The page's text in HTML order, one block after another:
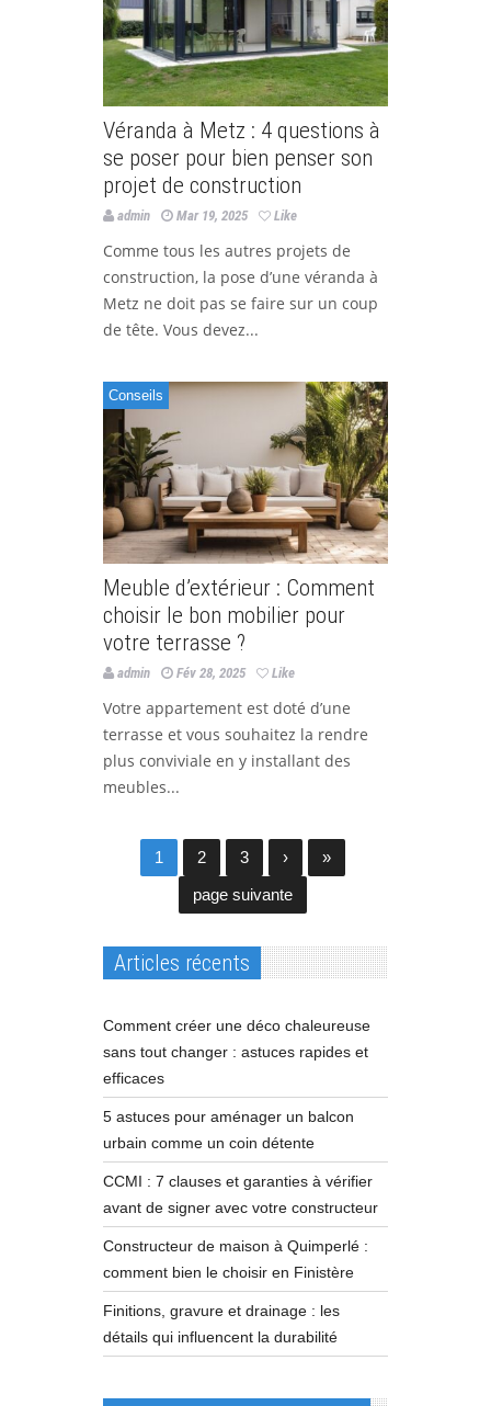
Véranda à Metz : 4 questions à
se poser pour bien penser son
projet de construction
admin Mar 19, 2025 Like
Comme tous les autres projets de
construction, la pose d’une véranda à
Metz ne doit pas se faire sur un coup
de tête. Vous devez...
Conseils
Meuble d’extérieur : Comment
choisir le bon mobilier pour
votre terrasse ?
admin Fév 28, 2025 Like
Votre appartement est doté d’une
terrasse et vous souhaitez la rendre
plus conviviale en y installant des
meubles...
1 2 3 ›
»
page suivante
Articles récents
Comment créer une déco chaleureuse
sans tout changer : astuces rapides et
efficaces
5 astuces pour aménager un balcon
urbain comme un coin détente
CCMI : 7 clauses et garanties à vérifier
avant de signer avec votre constructeur
Constructeur de maison à Quimperlé :
comment bien le choisir en Finistère
Finitions, gravure et drainage : les
détails qui influencent la durabilité